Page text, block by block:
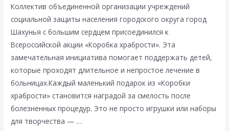
Коллектив объединенной организации учреждений
социальной защиты населения городского округа город
Шахунья с большим сердцем присоединился к
Всероссийской акции «Коробка храбрости». Эта
замечательная инициатива помогает поддержать детей,
которые проходят длительное и непростое лечение в
больницах.Каждый маленький подарок из «Коробки
храбрости» становится наградой за смелость после
болезненных процедур. Это не просто игрушки или наборы
для творчества — …